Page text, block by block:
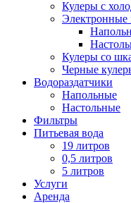
Кулеры с
Электронные
Кулеры со
Черные
Водораздатчики
Напольные
Настольные
Фильтры
Питьевая вода
19 литров
0,5 литров
5 литров
Услуги
Аренда